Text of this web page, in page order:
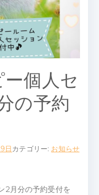
ル
ー
ム
個人セ
の予約
日 カテゴリー: お知らせ
2月分の予約受付を